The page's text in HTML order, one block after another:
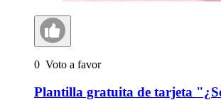
0 Voto a favor
Plantilla gratuita de tarjeta